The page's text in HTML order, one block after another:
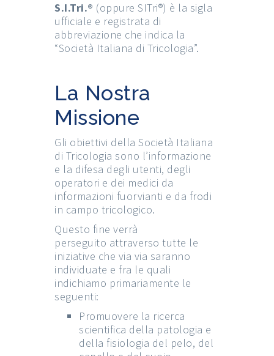
S.I.Tri.® (oppure SITri®) è la sigla
ufficiale e registrata di
abbreviazione che indica la
“Società Italiana di Tricologia”.
La Nostra
Missione
Gli obiettivi della Società Italiana
di Tricologia sono l’informazione
e la difesa degli utenti, degli
operatori e dei medici da
informazioni fuorvianti e da frodi
in campo tricologico.
Questo fine verrà
perseguito attraverso tutte le
iniziative che via via saranno
individuate e fra le quali
indichiamo primariamente le
seguenti:
Promuovere la ricerca
scientifica della patologia e
della fisiologia del pelo, del